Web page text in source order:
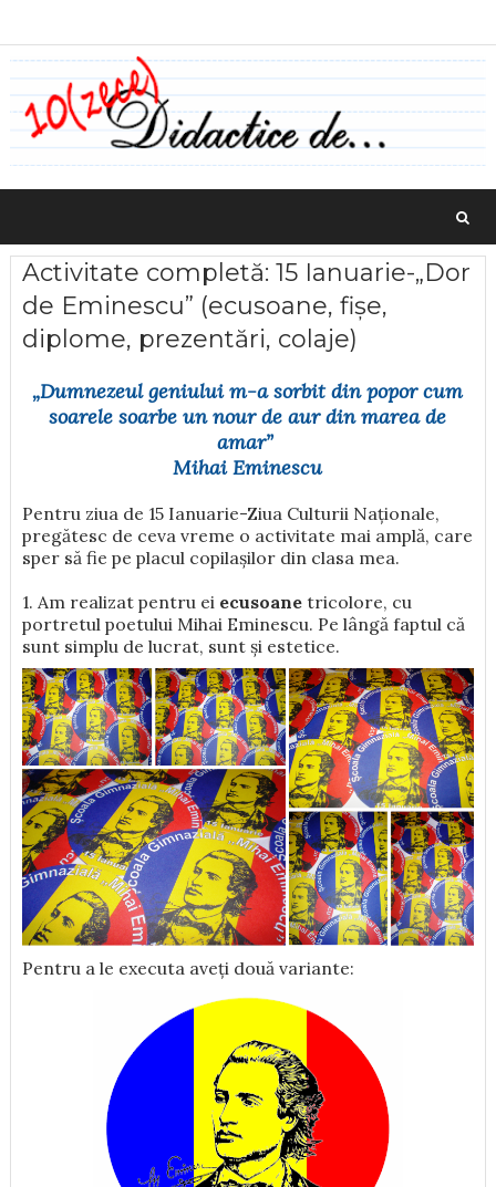
Activitate completă: 15 Ianuarie-„Dor
de Eminescu” (ecusoane, fișe,
diplome, prezentări, colaje)
„Dumnezeul geniului m-a sorbit din popor cum
soarele soarbe un nour de aur din marea de
amar”
Mihai Eminescu
Pentru ziua de 15 Ianuarie-Ziua Culturii Naționale,
pregătesc de ceva vreme o activitate mai amplă, care
sper să fie pe placul copilașilor din clasa mea.
1. Am realizat pentru ei ecusoanetricolore, cu
portretul poetului Mihai Eminescu. Pe lângă faptul că
sunt simplu de lucrat, sunt și estetice.
Pentru a le executa aveți două variante: